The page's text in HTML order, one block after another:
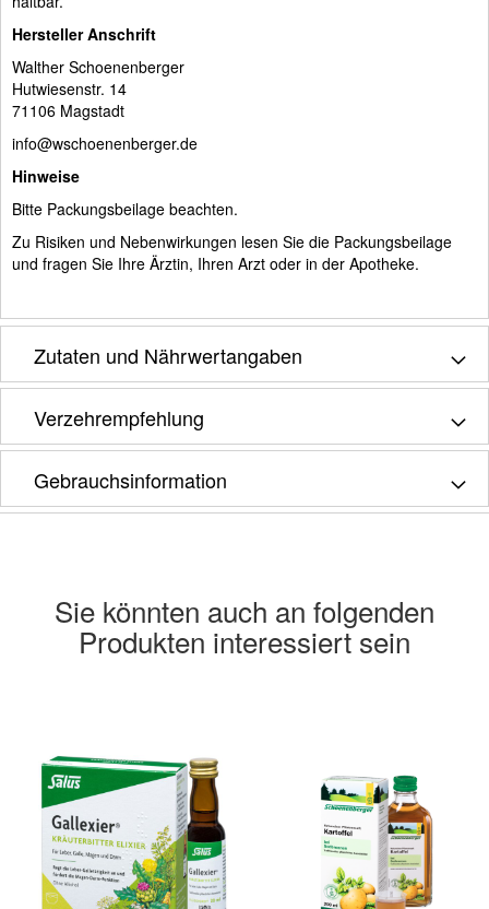
Hersteller Anschrift
Walther Schoenenberger
Hutwiesenstr. 14
71106 Magstadt
info@wschoenenberger.de
Hinweise
Bitte Packungsbeilage beachten.
Zu Risiken und Nebenwirkungen lesen Sie die Packungsbeilage
und fragen Sie Ihre Ärztin, Ihren Arzt oder in der Apotheke.
Zutaten und Nährwertangaben
Verzehrempfehlung
Gebrauchsinformation
Sie könnten auch an folgenden
Produkten interessiert sein